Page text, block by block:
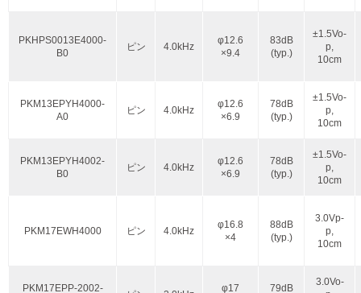
PKHPS0013E4000-
B0
ピン 4.0kHz
φ12.6
×9.4
83dB
(typ.)
±1.5Vo-
p,
10cm
PKM13EPYH4000-
A0
ピン 4.0kHz
φ12.6
×6.9
78dB
(typ.)
±1.5Vo-
p,
10cm
PKM13EPYH4002-
B0
ピン 4.0kHz
φ12.6
×6.9
78dB
(typ.)
±1.5Vo-
p,
10cm
PKM17EWH4000 ピン 4.0kHz
φ16.8
×4
88dB
(typ.)
3.0Vp-
p,
10cm
PKM17EPP-2002- φ17 79dB
3.0Vo-